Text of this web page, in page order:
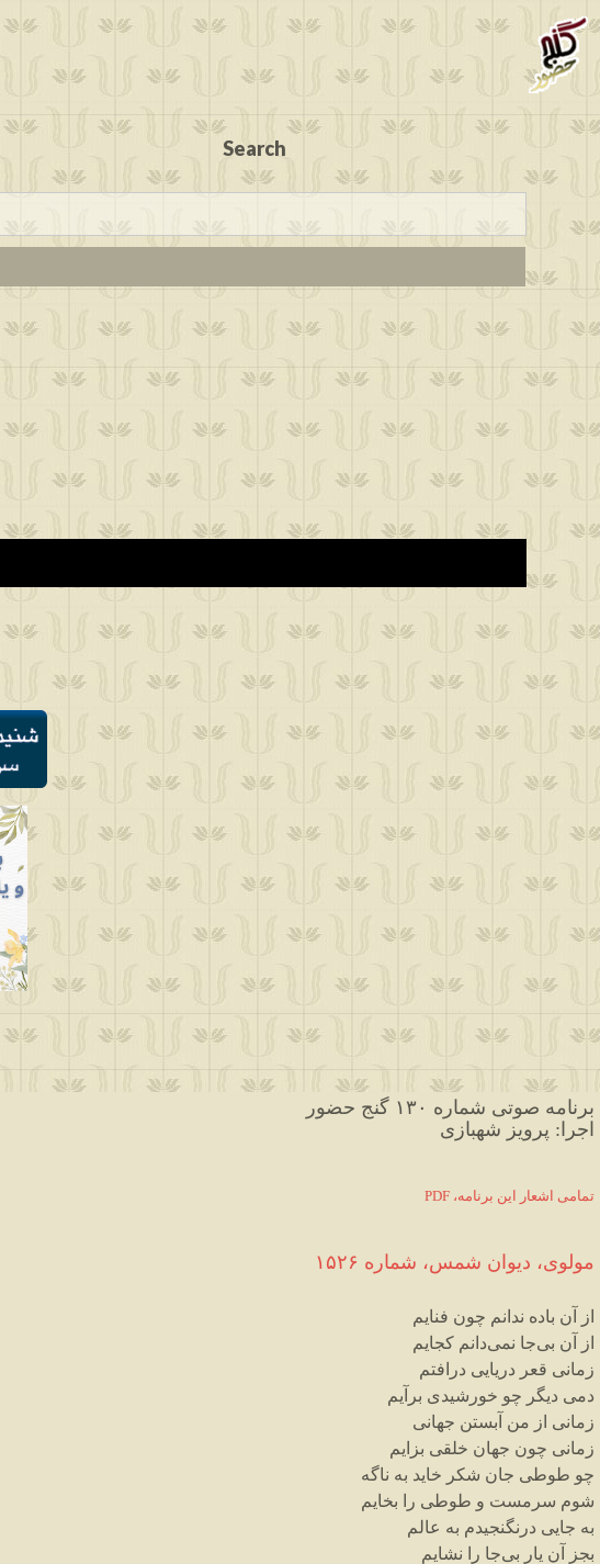
Search
برنامه صوتی شماره ۱۳۰ گنج حضور
اجرا: پرویز شهبازی
PDF ،تمامی اشعار این برنامه
مولوی، دیوان شمس، شماره ۱۵۲۶
از آن باده ندانم چون فنایم
از
آن بیجا نمیدانم کجایم
زمانی قعر دریایی درافتم
دمی دیگر چو خورشیدی برآیم
زمانی از من آبستن جهانی
زمانی چون جهان خلقی بزایم
چو طوطی جان شکر خاید به ناگه
شوم سرمست و طوطی را
بخایم
به جایی درنگنجیدم به عالم
بجز
آن یار بیجا را
نشایم